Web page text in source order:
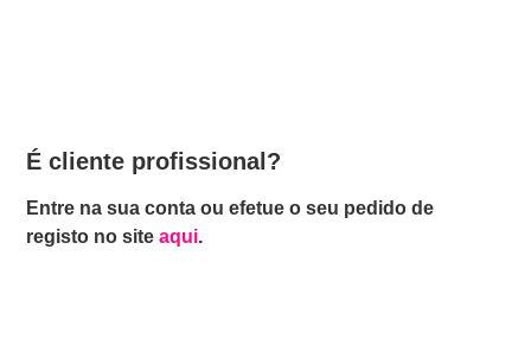
É cliente profissional?
Entre na sua conta ou efetue o seu pedido de
registo no siteaqui.